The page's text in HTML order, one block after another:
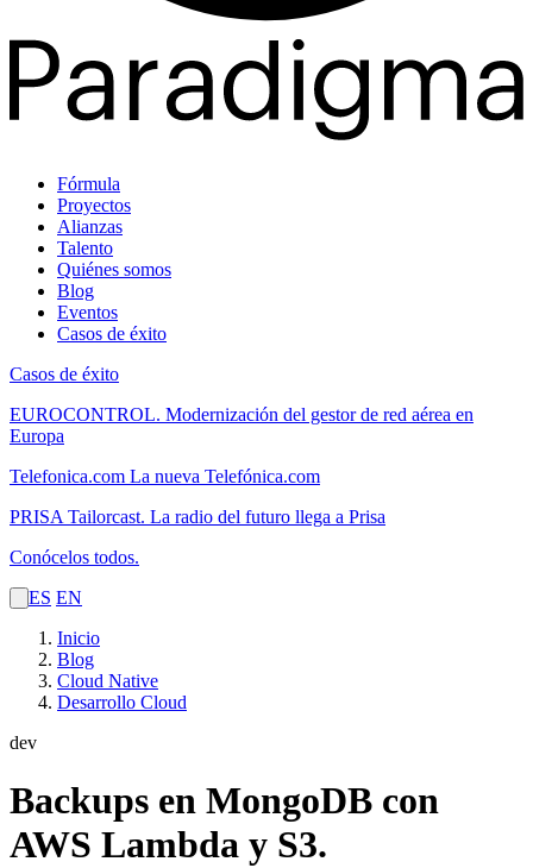
Fórmula
Proyectos
Alianzas
Talento
Quiénes somos
Blog
Eventos
Casos de éxito
Casos de éxito
EUROCONTROL. Modernización del gestor de red aérea en
Europa
Telefonica.com La nueva Telefónica.com
PRISA Tailorcast. La radio del futuro llega a Prisa
Conócelos todos.
ES EN
Inicio
Blog
Cloud Native
Desarrollo Cloud
dev
Backups en MongoDB con
AWS Lambda y S3.